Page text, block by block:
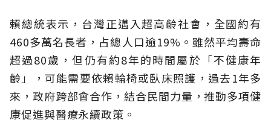
賴總統表示，台灣正邁入超高齡社會，全國約有
460多萬名長者，占總人口逾19%。雖然平均壽命
超過80歲，但仍有約8年的時間屬於「不健康年
齡」，可能需要依賴輪椅或臥床照護，過去1年多
來，政府跨部會合作，結合民間力量，推動多項健
康促進與醫療永續政策。